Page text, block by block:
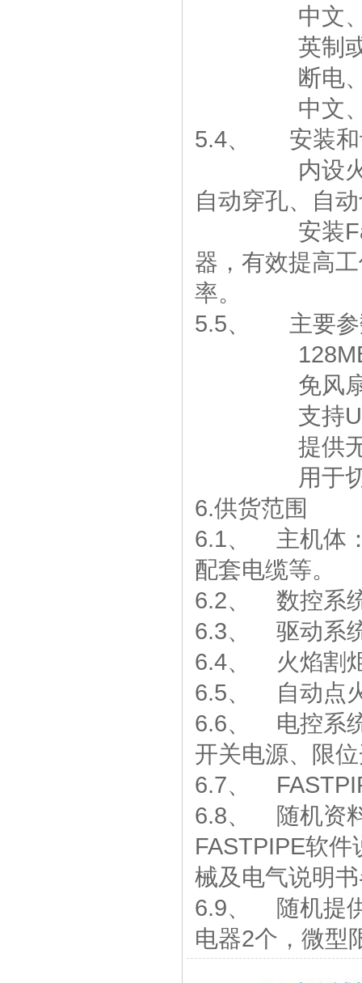
中文、英
英制或公
断电、断
中文、英
5.4、 安装和
内设火焰、
自动穿孔、自
安装
器，有效提高
率。
5.5、 主要参
128MB宽
免风扇低功
支持U盘接
提供无线
用于切割和
6.供货范围
6.1、 主机体
配套电缆等。
6.2、 数控系
6.3、 驱动系
6.4、 火焰割
6.5、 自动点
6.6、 电控系
开关电源、限
6.7、
6.8、 随机资
FASTPIPE软
械及电气说明
6.9、 随机提
电器2个，微型